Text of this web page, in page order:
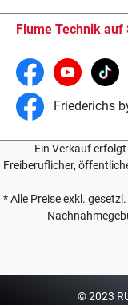
Flume Technik auf
Friederichs
Ein Verkauf
Freiberuflicher,
* Alle Preise exkl.
© 2023